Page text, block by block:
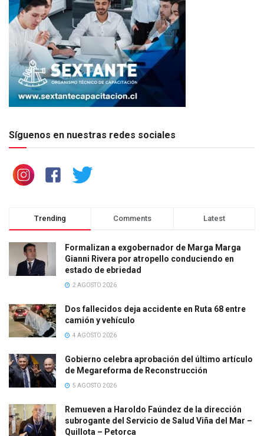
Síguenos en nuestras redes sociales
Trending Comments Latest
Formalizan a exgobernador de Marga Marga
Gianni Rivera por atropello conduciendo en
estado de ebriedad
2 AGOSTO 2026
Dos fallecidos deja accidente en Ruta 68 entre
camión y vehículo
4 AGOSTO 2026
Gobierno celebra aprobación del último artículo
de Megareforma de Reconstrucción
5 AGOSTO 2026
Remueven a Haroldo Faúndez de la dirección
subrogante del Servicio de Salud Viña del Mar –
Quillota – Petorca